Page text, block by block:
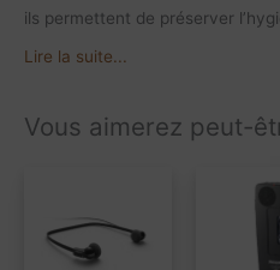
ils permettent de préserver
Lire la suite...
Vous aimerez peut-